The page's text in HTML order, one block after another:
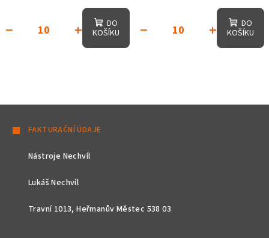
+
−
DO
KOŠÍKU
+
−
DO
KOŠÍKU
FAKTURAČNÍ ÚDAJE
Nástroje Nechvíl
Lukáš Nechvíl
Travní 1013, Heřmanův Městec 538 03